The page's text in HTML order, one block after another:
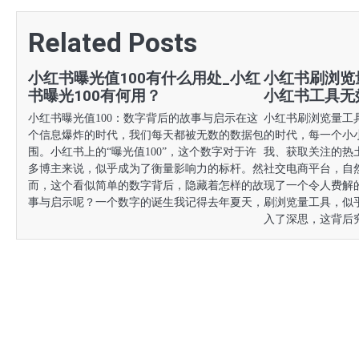
章
导
航
Related Posts
小红书曝光值100有什么用处_小红
书曝光100有何用？
小红书曝光值100：数字背后的故事与启示在这
个信息爆炸的时代，我们每天都被无数的数据包
围。小红书上的“曝光值100”，这个数字对于许
多博主来说，似乎成为了衡量影响力的标杆。然
而，这个看似简单的数字背后，隐藏着怎样的故
事与启示呢？一个数字的诞生我记得去年夏天，
小红书刷浏
小红书工具无
小红书刷浏览量工
的时代，每一个小
我、获取关注的热
社交电商平台，自
现了一个令人费解
刷浏览量工具，似
入了深思，这背后